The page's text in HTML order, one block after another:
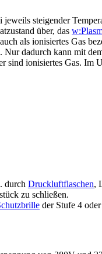
steigender
über, das
als ionisiertes Gas
dadurch kann mit
ionisiertes Gas. Im
durch Druckluftflaschen,
zu schließen.
der Stufe 4